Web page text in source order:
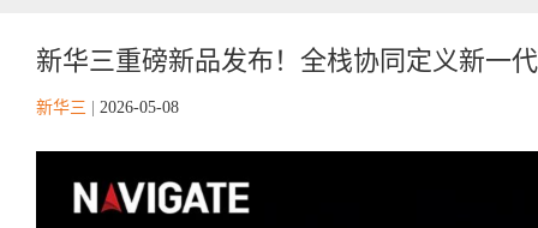
新华三重磅新品发布！全栈协同定义新一
新华三 2026-05-08